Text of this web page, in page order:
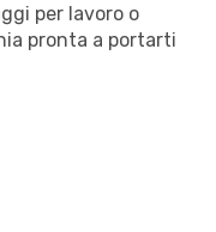
per lavoro o
pronta a portarti